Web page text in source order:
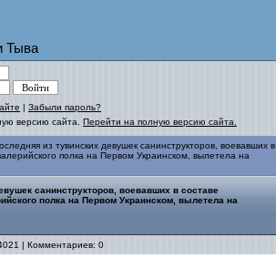
Тыва
| Забыли пароль?
версию сайта. Перейти на полную версию сайта.
из тувинских девушек санинструкторов, воевавших в
полка на Первом Украинском, вылетела на
санинструкторов, воевавших в составе
полка на Первом Украинском, вылетела на
| Комментариев: 0